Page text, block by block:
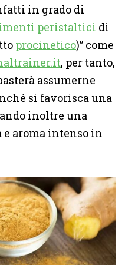
in grado di
peristaltici di
procinetico)” come
, per tanto,
assumerne
si favorisca una
inoltre una
e aroma intenso in